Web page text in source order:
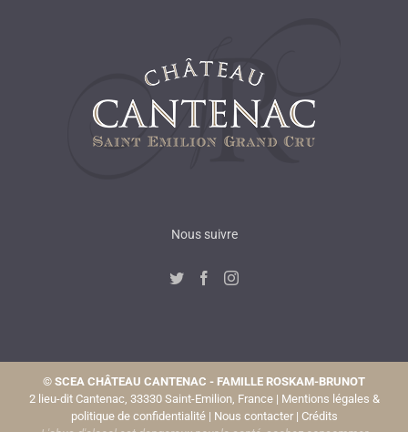
Nous suivre
© SCEA CHÂTEAU CANTENAC - FAMILLE ROSKAM-BRUNOT
2 lieu-dit Cantenac, 33330 Saint-Emilion, France | Mentions légales &
politique de confidentialité| Nous contacter| Crédits